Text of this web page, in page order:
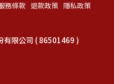
務條款 退款政策 隱私政策
有限公司 ( 86501469 )